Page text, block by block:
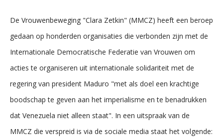
De Vrouwenbeweging "Clara Zetkin" (MMCZ) heeft een beroep
gedaan op honderden organisaties die verbonden zijn met de
Internationale Democratische Federatie van Vrouwen om
acties te organiseren uit internationale solidariteit met de
regering van president Maduro "met als doel een krachtige
boodschap te geven aan het imperialisme en te benadrukken
dat Venezuela niet alleen staat". In een uitspraak van de
MMCZ die verspreid is via de sociale media staat het volgende: